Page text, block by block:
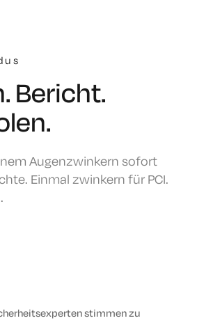
Bericht.
Augenzwinkern sofort
Einmal zwinkern für PCI.
stimmen zu